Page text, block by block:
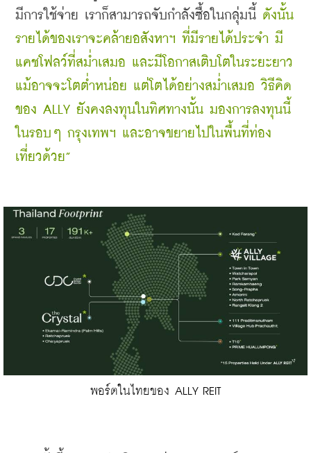
มีการใช้จ่าย เราก็สามารถจับกำลังซื้อในกลุ่มนี้ ดังนั้น
รายได้ของเราจะคล้ายอสังหาฯ ที่มีรายได้ประจำ มี
แคชโฟลว์ที่สม่ำเสมอ และมีโอกาสเติบโตในระยะยาว
แม้อาจจะโตต่ำหน่อย แต่โตได้อย่างสม่ำเสมอ วิธีคิด
ของ ALLY ยังคงลงทุนในทิศทางนั้น มองการลงทุนนี้
ในรอบๆ กรุงเทพฯ และอาจขยายไปในพื้นที่ท่อง
เที่ยวด้วย”
พอร์ตในไทยของ ALLY REIT